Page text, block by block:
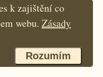
k zajištění co
webu. Zásady
Rozumím